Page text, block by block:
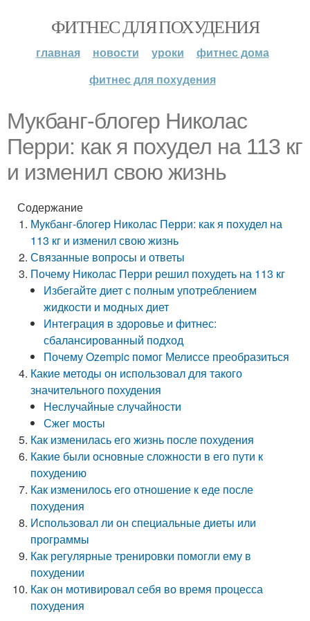
ФИТНЕС ДЛЯ ПОХУДЕНИЯ
главная новости уроки
фитнес дома
фитнес для похудения
Мукбанг-блогер Николас
Перри: как я похудел на 113 кг
и изменил свою жизнь
Содержание
Мукбанг-блогер Николас Перри: как я похудел на
113 кг и изменил свою жизнь
Связанные вопросы и ответы
Почему Николас Перри решил похудеть на 113 кг
Избегайте диет с полным употреблением
жидкости и модных диет
Интеграция в здоровье и фитнес:
сбалансированный подход
Почему Ozempic помог Мелиссе преобразиться
Какие методы он использовал для такого
значительного похудения
Неслучайные случайности
Сжег мосты
Как изменилась его жизнь после похудения
Какие были основные сложности в его пути к
похудению
Как изменилось его отношение к еде после
похудения
Использовал ли он специальные диеты или
программы
Как регулярные тренировки помогли ему в
похудении
Как он мотивировал себя во время процесса
похудения